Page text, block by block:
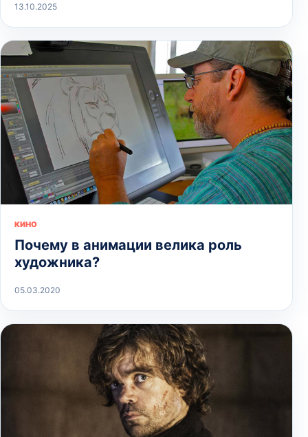
13.10.2025
КИНО
Почему в анимации велика роль
художника?
05.03.2020